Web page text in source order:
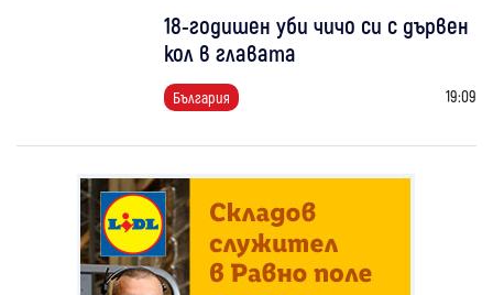
18-годишен уби чичо си с дървен
кол в главата
България 19:09